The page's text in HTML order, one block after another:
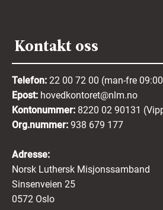
Kontakt oss
Telefon: 22 00 72 00 (man-fre
Epost: hovedkontoret@nlm.no
Kontonummer: 8220 02 90131
Org.nummer: 938 679 177
Adresse:
Norsk Luthersk Misjonssamband
Sinsenveien 25
0572 Oslo